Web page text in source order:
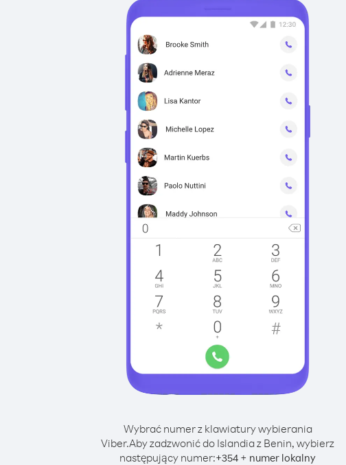
Wybrać numer z klawiatury wybierania
Viber.Aby zadzwonić do Islandia z Benin, wybierz
następujący numer:+354 + numer lokalny